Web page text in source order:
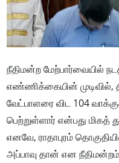
நீதிமன்ற மேற்பார்வையில்
எண்ணிக்கையின் முடிவில்,
வேட்பாளரை விட 104
பெற்றுள்ளார் என்பது மிகத்
எனவே, ராதாபுரம்
அப்பாவு தான் என